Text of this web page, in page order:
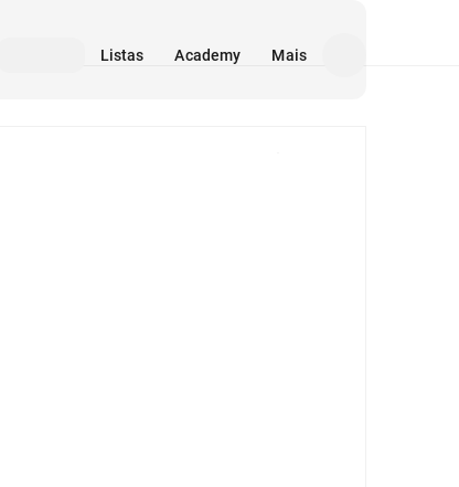
Listas Academy Mais